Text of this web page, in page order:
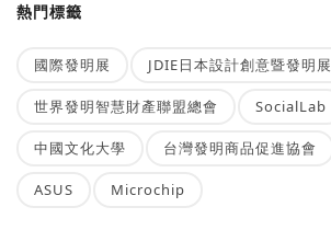
熱門標籤
國際發明展 JDIE日本設計創意暨發明展
世界發明智慧財產聯盟總會 SocialLab
中國文化大學 台灣發明商品促進協會
ASUS Microchip